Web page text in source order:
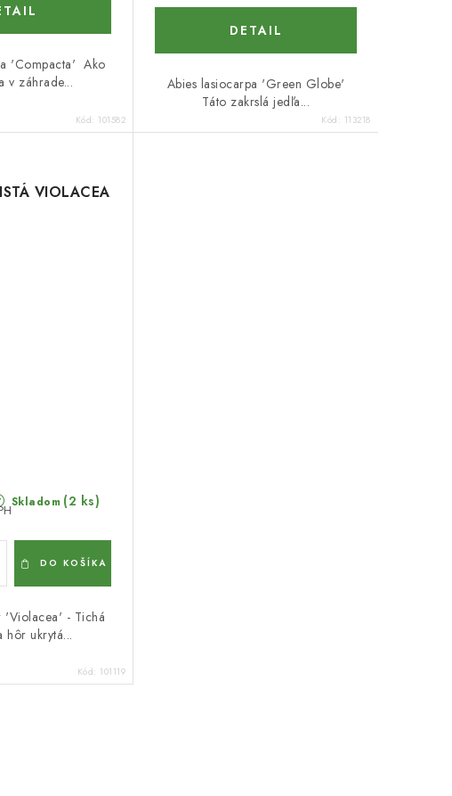
'Compacta' Ako
v záhrade...
Kód: 101582
DETAIL
Abies lasiocarpa 'Green Globe'
Táto zakrslá jedľa...
Kód: 113218
VIOLACEA
Skladom (2 ks)
DO KOŠÍKA
'Violacea' - Tichá
hôr ukrytá...
Kód: 101119